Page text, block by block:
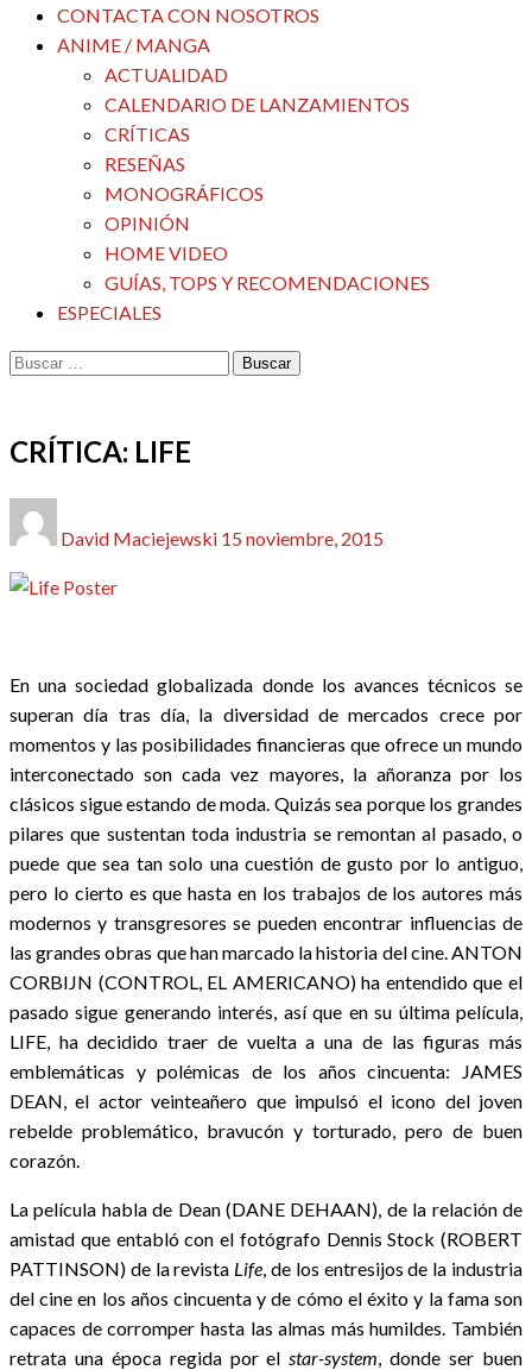
CONTACTA CON NOSOTROS
ANIME / MANGA
ACTUALIDAD
CALENDARIO DE LANZAMIENTOS
CRÍTICAS
RESEÑAS
MONOGRÁFICOS
OPINIÓN
HOME VIDEO
GUÍAS, TOPS Y RECOMENDACIONES
ESPECIALES
Buscar:
CRÍTICA: LIFE
David Maciejewski el
15 noviembre, 2015
En una sociedad globalizada donde los avances técnicos se
superan día tras día, la diversidad de mercados crece por
momentos y las posibilidades financieras que ofrece un mundo
interconectado son cada vez mayores, la añoranza por los
clásicos sigue estando de moda. Quizás sea porque los grandes
pilares que sustentan toda industria se remontan al pasado, o
puede que sea tan solo una cuestión de gusto por lo antiguo,
pero lo cierto es que hasta en los trabajos de los autores más
modernos y transgresores se pueden encontrar influencias de
las grandes obras que han marcado la historia del cine. ANTON
CORBIJN (CONTROL, EL AMERICANO) ha entendido que el
pasado sigue generando interés, así que en su última película,
LIFE, ha decidido traer de vuelta a una de las figuras más
emblemáticas y polémicas de los años cincuenta: JAMES
DEAN, el actor veinteañero que impulsó el icono del joven
rebelde problemático, bravucón y torturado, pero de buen
corazón.
La película habla de Dean (DANE DEHAAN), de la relación de
amistad que entabló con el fotógrafo Dennis Stock (ROBERT
PATTINSON) de la revista Life, de los entresijos de la industria
del cine en los años cincuenta y de cómo el éxito y la fama son
capaces de corromper hasta las almas más humildes. También
retrata una época regida por elstar-system, donde ser buen